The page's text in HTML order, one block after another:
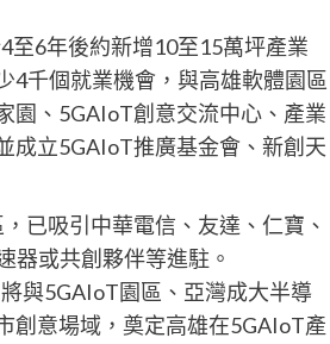
至6年後約新增10至15萬坪產業
4千個就業機會，與高雄軟體園區
園、5GAIoT創意交流中心、產業
成立5GAIoT推廣基金會、新創天
已吸引中華電信、友達、仁寶、
器或共創夥伴等進駐。
與5GAIoT園區、亞灣成大半導
創意場域，奠定高雄在5GAIoT產